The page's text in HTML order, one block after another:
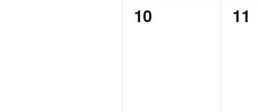
0
10
0
11